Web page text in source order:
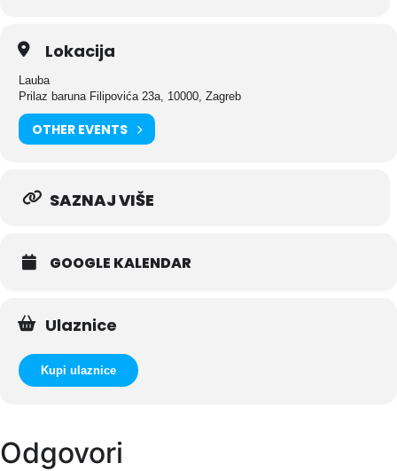
Lokacija
Lauba
Prilaz baruna Filipovića 23a, 10000, Zagreb
OTHER EVENTS
SAZNAJ VIŠE
GOOGLE KALENDAR
Ulaznice
Kupi ulaznice
Odgovori